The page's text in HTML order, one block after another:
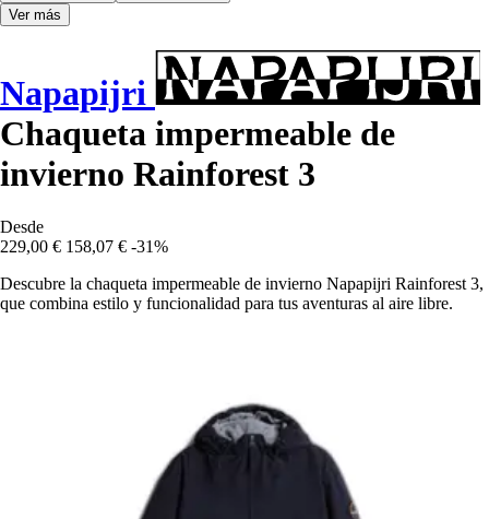
Ver más
Napapijri
Chaqueta impermeable de
invierno Rainforest 3
Desde
229,00 € 158,07 € -31%
Descubre la chaqueta impermeable de invierno Napapijri Rainforest 3,
que combina estilo y funcionalidad para tus aventuras al aire libre.